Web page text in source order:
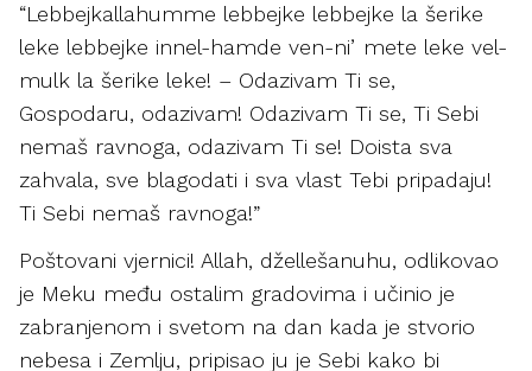
“Lebbejkallahumme lebbejke lebbejke la šerike
leke lebbejke innel-hamde ven-niʼmete leke vel-
mulk la šerike leke! – Odazivam Ti se,
Gospodaru, odazivam! Odazivam Ti se, Ti Sebi
nemaš ravnoga, odazivam Ti se! Doista sva
zahvala, sve blagodati i sva vlast Tebi pripadaju!
Ti Sebi nemaš ravnoga!”
Poštovani vjernici! Allah, džellešanuhu, odlikovao
je Meku među ostalim gradovima i učinio je
zabranjenom i svetom na dan kada je stvorio
nebesa i Zemlju, pripisao ju je Sebi kako bi